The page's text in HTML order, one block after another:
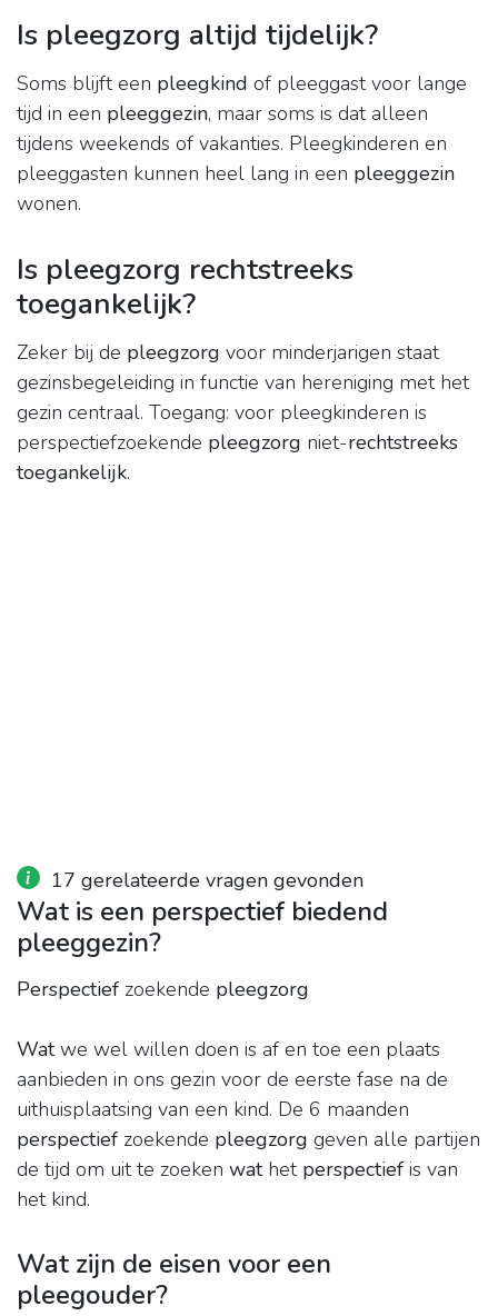
Is pleegzorg altijd tijdelijk?
Soms blijft een pleegkind of pleeggast voor lange
tijd in een pleeggezin, maar soms is dat alleen
tijdens weekends of vakanties. Pleegkinderen en
pleeggasten kunnen heel lang in een pleeggezin
wonen.
Is pleegzorg rechtstreeks
toegankelijk?
Zeker bij de pleegzorg voor minderjarigen staat
gezinsbegeleiding in functie van hereniging met het
gezin centraal. Toegang: voor pleegkinderen is
perspectiefzoekende pleegzorg niet-rechtstreeks
toegankelijk.
17 gerelateerde vragen gevonden
Wat is een perspectief biedend
pleeggezin?
Perspectief zoekende pleegzorg
Watwe wel willen doen is af en toe een plaats
aanbieden in ons gezin voor de eerste fase na de
uithuisplaatsing van een kind. De 6 maanden
perspectief zoekende pleegzorg geven alle partijen
de tijd om uit te zoeken wathet perspectief is van
het kind.
Wat zijn de eisen voor een
pleegouder?